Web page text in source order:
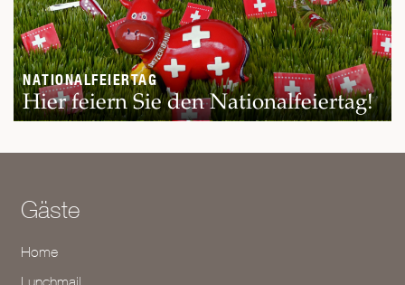
NATIONALFEIERTAG
Hier feiern Sie den Nationalfeiertag!
Gäste
Home
Lunchmail